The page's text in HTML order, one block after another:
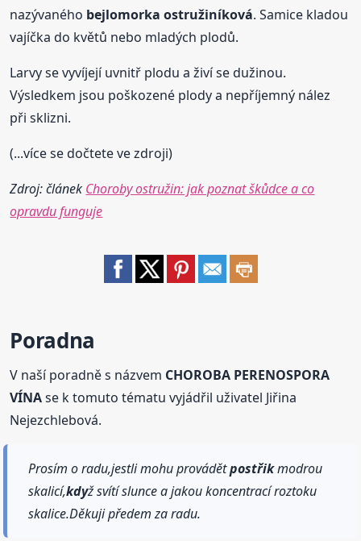
nazývaného bejlomorka ostružiníková. Samice kladou
vajíčka do květů nebo mladých plodů.
Larvy se vyvíjejí uvnitř plodu a živí se dužinou.
Výsledkem jsou poškozené plody a nepříjemný nález
při sklizni.
(...více se dočtete ve zdroji)
Zdroj: článek Choroby ostružin: jak poznat škůdce a co
opravdu funguje
Poradna
V naší poradně s názvem CHOROBA PERENOSPORA
VÍNAse k tomuto tématu vyjádřil uživatel Jiřina
Nejezchlebová.
Prosím o radu,jestli mohu provádětpostřikmodrou
skalicí,když svítí slunce a jakou koncentrací roztoku
skalice.Děkuji předem za radu.